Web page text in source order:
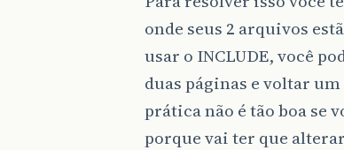
onde seus 2 arquivos
usar o INCLUDE, você
duas páginas e voltar
prática não é tão boa se
porque vai ter que